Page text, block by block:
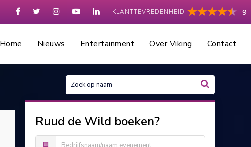
KLANTTEVREDENHEID 9
Home Nieuws Entertainment Over Viking Contact
Ruud de Wild boeken?